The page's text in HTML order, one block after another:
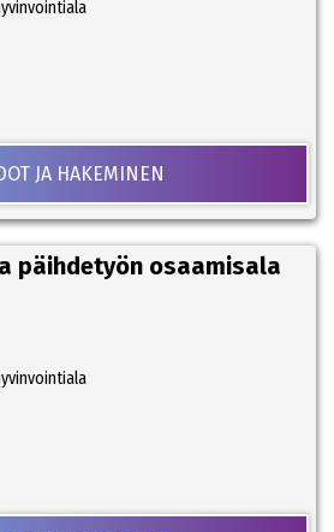
JA HAKEMINEN
päihdetyön osaamisala